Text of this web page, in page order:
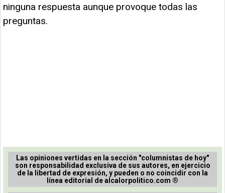
ninguna respuesta aunque provoque todas las
preguntas.
Las opiniones vertidas en la sección "columnistas de hoy"
son responsabilidad exclusiva de sus autores, en ejercicio
de la libertad de expresión, y pueden o no coincidir con la
línea editorial de alcalorpolitico.com ®